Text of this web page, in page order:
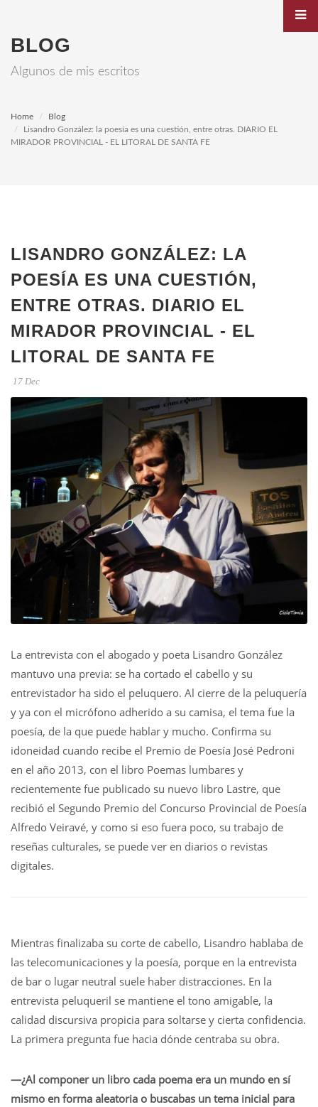
BLOG
Algunos de mis escritos
Home
Blog
Lisandro González: la poesía es una cuestión, entre otras. DIARIO EL
MIRADOR PROVINCIAL - EL LITORAL DE SANTA FE
LISANDRO GONZÁLEZ: LA
POESÍA ES UNA CUESTIÓN,
ENTRE OTRAS. DIARIO EL
MIRADOR PROVINCIAL - EL
LITORAL DE SANTA FE
17 Dec
La entrevista con el abogado y poeta Lisandro González
mantuvo una previa: se ha cortado el cabello y su
entrevistador ha sido el peluquero. Al cierre de la peluquería
y ya con el micrófono adherido a su camisa, el tema fue la
poesía, de la que puede hablar y mucho. Confirma su
idoneidad cuando recibe el Premio de Poesía José Pedroni
en el año 2013, con el libro Poemas lumbares y
recientemente fue publicado su nuevo libro Lastre, que
recibió el Segundo Premio del Concurso Provincial de Poesía
Alfredo Veiravé, y como si eso fuera poco, su trabajo de
reseñas culturales, se puede ver en diarios o revistas
digitales.
Mientras finalizaba su corte de cabello, Lisandro hablaba de
las telecomunicaciones y la poesía, porque en la entrevista
de bar o lugar neutral suele haber distracciones. En la
entrevista peluqueril se mantiene el tono amigable, la
calidad discursiva propicia para soltarse y cierta confidencia.
La primera pregunta fue hacia dónde centraba su obra.
—¿Al componer un libro cada poema era un mundo en sí
mismo en forma aleatoria o buscabas un tema inicial para